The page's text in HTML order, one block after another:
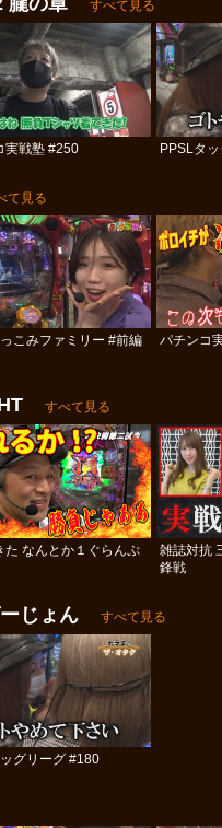
すべて見る
実戦塾 #250 PPSLタ
て見る
こみファミリー #前編 パチンコ
すべて見る
た なんとか１ぐらんぷ
雑誌対抗
鋒戦
じょん すべて見る
グリーグ #180